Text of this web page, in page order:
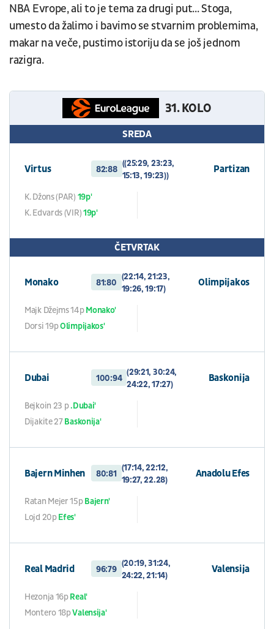
NBA Evrope, ali to je tema za drugi put... Stoga,
umesto da žalimo i bavimo se stvarnim problemima,
makar na veče, pustimo istoriju da se još jednom
razigra.
31. KOLO
SREDA
Virtus 82:88
((25:29, 23:23,
15:13, 19:23))
Partizan
K. Džons (PAR) 19p'
K. Edvards (VIR)19p'
ČETVRTAK
Monako 81:80
(22:14, 21:23,
19:26, 19:17)
Olimpijakos
Majk Džejms 14pMonako'
Dorsi 19pOlimpijakos'
Dubai 100:94
(29:21, 30:24,
24:22, 17:27)
Baskonija
Bejkoin 23 p.Dubai'
Dijakite 27Baskonija'
Bajern Minhen 80:81
(17:14, 22:12,
19:27, 22.28)
Anadolu Efes
Ratan Mejer 15pBajern'
Lojd 20pEfes'
Real Madrid 96:79
(20:19, 31:24,
24:22, 21:14)
Valensija
Hezonja 16pReal'
Montero 18pValensija'